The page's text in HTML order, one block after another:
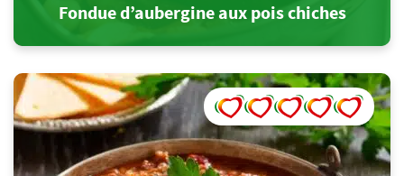
Fondue d’aubergine aux pois chiches